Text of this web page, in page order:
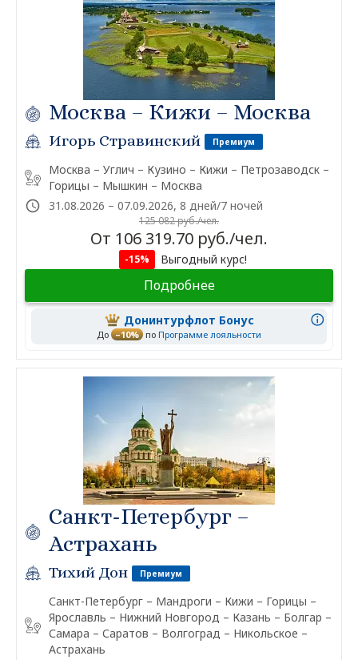
Москва – Кижи – Москва
Игорь Стравинский Премиум
Москва – Углич – Кузино – Кижи – Петрозаводск –
Горицы – Мышкин – Москва
31.08.2026 – 07.09.2026, 8 дней/7 ночей
125 082 руб./чел.
От 106 319.70 руб./чел.
-15% Выгодный курс!
Подробнее
Донинтурфлот Бонус
До –10% по Программе лояльности
Санкт-Петербург –
Астрахань
Тихий Дон Премиум
Санкт-Петербург – Мандроги – Кижи – Горицы –
Ярославль – Нижний Новгород – Казань – Болгар –
Самара – Саратов – Волгоград – Никольское –
Астрахань